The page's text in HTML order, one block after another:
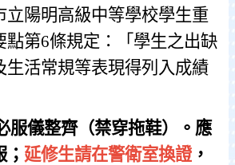
立陽明高級中等學校學生重
點第6條規定：「學生之出缺
生活常規等表現得列入成績
服儀整齊（禁穿拖鞋）。應
延修生請在警衛室換證 ，